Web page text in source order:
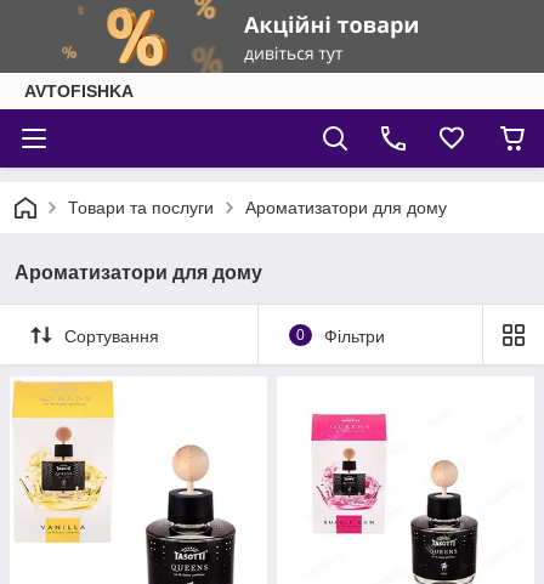
AVTOFISHKA
Товари та послуги Ароматизатори для дому
Ароматизатори для дому
Сортування 0 Фільтри